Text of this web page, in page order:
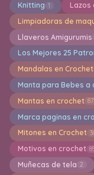
Knitting 1 Lazos
Limpiadoras de
Llaveros Amigurumis
Los Mejores 25
Mandalas en Crochet
Manta para Bebes a
Mantas en crochet
Marca paginas en
Mitones en Crochet
Motivos en crochet
Muñecas de tela 2